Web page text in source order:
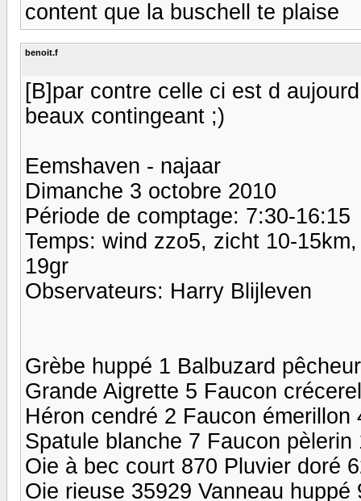
content que la buschell te plaise
benoit.f
[B]par contre celle ci est d
beaux contingeant ;)
Eemshaven - najaar
Dimanche 3 octobre 2010
Période de comptage: 7:30-16:15
Temps: wind zzo5, zicht 10-
19gr
Observateurs: Harry Blijleven
Grèbe huppé 1 Balbuzard
Grande Aigrette 5 Faucon
Héron cendré 2 Faucon
Spatule blanche 7 Faucon
Oie à bec court 870 Pluvier doré
Oie rieuse 35929 Vanneau